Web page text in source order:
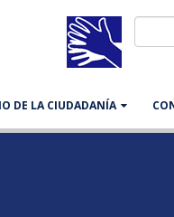
DE LA CIUDADANÍA